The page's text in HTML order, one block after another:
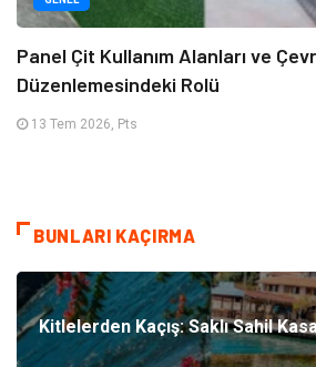
Panel Çit Kullanım Alanları ve
Düzenlemesindeki Rolü
13 Tem 2026, Pts
BUNLARI KAÇIRMA
Kitlelerden Kaçış: Saklı Sahil